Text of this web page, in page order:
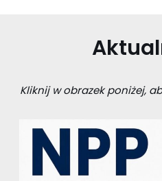
Kliknij w obrazek poniżej,